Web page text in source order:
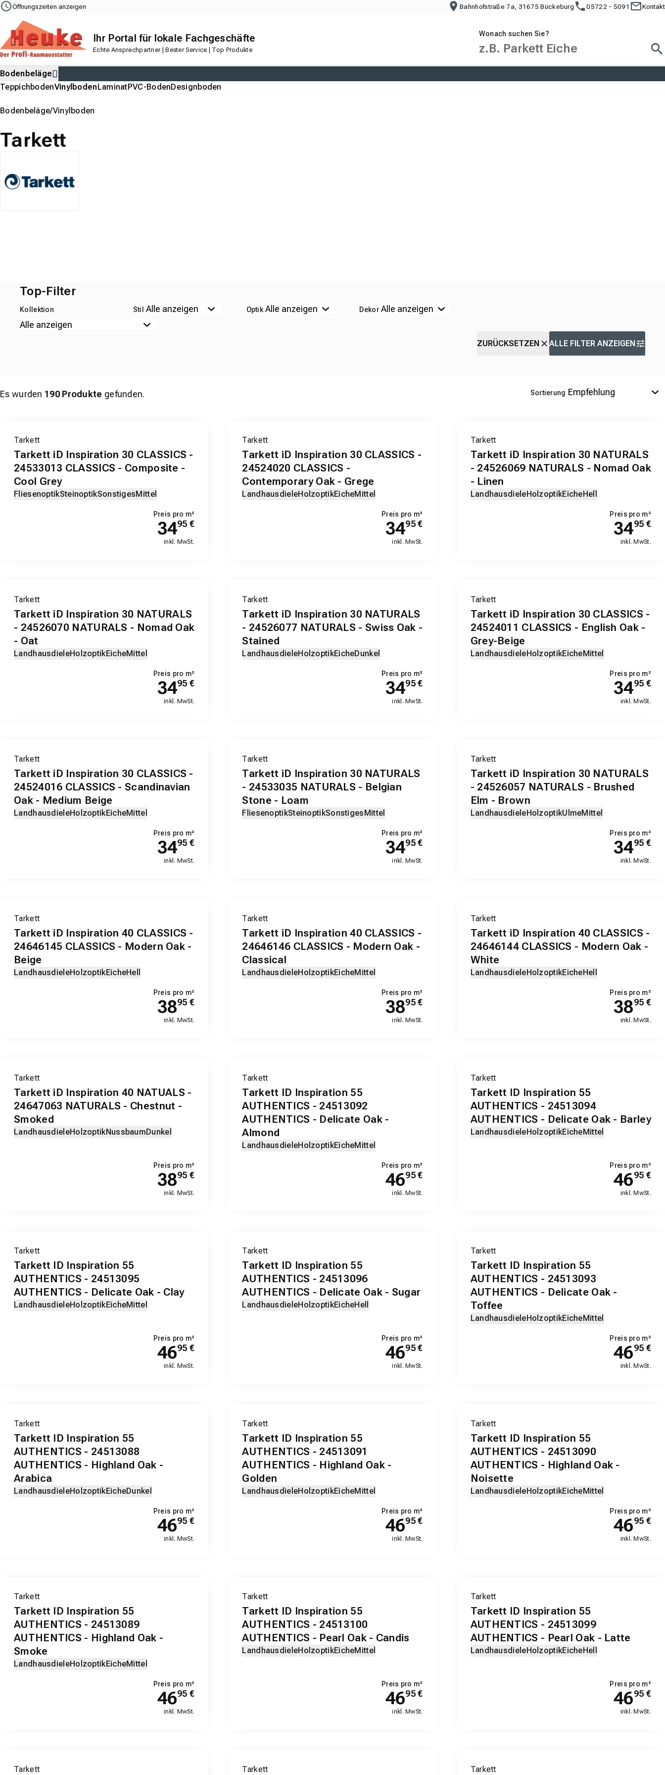
Navigation Content Footer
Öffnungszeiten anzeigen Bahnhofstraße 7a, 31675 Bückeburg 05722 - 5091 Kontakt
Ihr Portal für lokale Fachgeschäfte
Echte Ansprechpartner | Bester Service | Top Produkte
Wonach suchen Sie?
Bodenbeläge
TeppichbodenVinylbodenLaminatPVC-BodenDesignboden
Bodenbeläge Vinylboden
Tarkett
Top-Filter
Kollektion Stil Optik Dekor
ZURÜCKSETZEN ALLE FILTER ANZEIGEN
Es wurden 190Produkte gefunden. Sortierung
Tarkett
Tarkett iD Inspiration 30 CLASSICS -
24533013 CLASSICS - Composite -
Cool Grey
FliesenoptikSteinoptikSonstigesMittel
Preis pro m²
3495 €
inkl. MwSt.
Tarkett
Tarkett iD Inspiration 30 CLASSICS -
24524020 CLASSICS -
Contemporary Oak - Grege
LandhausdieleHolzoptikEicheMittel
Preis pro m²
3495€
inkl. MwSt.
Tarkett
Tarkett iD Inspiration 30 NATURALS
- 24526069 NATURALS - Nomad Oak
- Linen
LandhausdieleHolzoptikEicheHell
Preis pro m²
3495 €
inkl. MwSt.
Tarkett
Tarkett iD Inspiration 30 NATURALS
- 24526070 NATURALS - Nomad Oak
- Oat
LandhausdieleHolzoptikEicheMittel
Preis pro m²
3495 €
inkl. MwSt.
Tarkett
Tarkett iD Inspiration 30 NATURALS
- 24526077 NATURALS - Swiss Oak -
Stained
LandhausdieleHolzoptikEicheDunkel
Preis pro m²
3495€
inkl. MwSt.
Tarkett
Tarkett iD Inspiration 30 CLASSICS -
24524011 CLASSICS - English Oak -
Grey-Beige
LandhausdieleHolzoptikEicheMittel
Preis pro m²
3495 €
inkl. MwSt.
Tarkett
Tarkett iD Inspiration 30 CLASSICS -
24524016 CLASSICS - Scandinavian
Oak - Medium Beige
LandhausdieleHolzoptikEicheMittel
Preis pro m²
3495 €
inkl. MwSt.
Tarkett
Tarkett iD Inspiration 30 NATURALS
- 24533035 NATURALS - Belgian
Stone - Loam
FliesenoptikSteinoptikSonstigesMittel
Preis pro m²
3495€
inkl. MwSt.
Tarkett
Tarkett iD Inspiration 30 NATURALS
- 24526057 NATURALS - Brushed
Elm - Brown
LandhausdieleHolzoptikUlmeMittel
Preis pro m²
3495 €
inkl. MwSt.
Tarkett
Tarkett iD Inspiration 40 CLASSICS -
24646145 CLASSICS - Modern Oak -
Beige
LandhausdieleHolzoptikEicheHell
Preis pro m²
3895 €
inkl. MwSt.
Tarkett
Tarkett iD Inspiration 40 CLASSICS -
24646146 CLASSICS - Modern Oak -
Classical
LandhausdieleHolzoptikEicheMittel
Preis pro m²
3895€
inkl. MwSt.
Tarkett
Tarkett iD Inspiration 40 CLASSICS -
24646144 CLASSICS - Modern Oak -
White
LandhausdieleHolzoptikEicheHell
Preis pro m²
3895 €
inkl. MwSt.
Tarkett
Tarkett iD Inspiration 40 NATUALS -
24647063 NATURALS - Chestnut -
Smoked
LandhausdieleHolzoptikNussbaumDunkel
Preis pro m²
3895 €
inkl. MwSt.
Tarkett
Tarkett ID Inspiration 55
AUTHENTICS - 24513092
AUTHENTICS - Delicate Oak -
Almond
LandhausdieleHolzoptikEicheMittel
Preis pro m²
4695€
inkl. MwSt.
Tarkett
Tarkett ID Inspiration 55
AUTHENTICS - 24513094
AUTHENTICS - Delicate Oak - Barley
LandhausdieleHolzoptikEicheMittel
Preis pro m²
4695 €
inkl. MwSt.
Tarkett
Tarkett ID Inspiration 55
AUTHENTICS - 24513095
AUTHENTICS - Delicate Oak - Clay
LandhausdieleHolzoptikEicheMittel
Preis pro m²
4695 €
inkl. MwSt.
Tarkett
Tarkett ID Inspiration 55
AUTHENTICS - 24513096
AUTHENTICS - Delicate Oak - Sugar
LandhausdieleHolzoptikEicheHell
Preis pro m²
4695€
inkl. MwSt.
Tarkett
Tarkett ID Inspiration 55
AUTHENTICS - 24513093
AUTHENTICS - Delicate Oak -
Toffee
LandhausdieleHolzoptikEicheMittel
Preis pro m²
4695 €
inkl. MwSt.
Tarkett
Tarkett ID Inspiration 55
AUTHENTICS - 24513088
AUTHENTICS - Highland Oak -
Arabica
LandhausdieleHolzoptikEicheDunkel
Preis pro m²
4695 €
inkl. MwSt.
Tarkett
Tarkett ID Inspiration 55
AUTHENTICS - 24513091
AUTHENTICS - Highland Oak -
Golden
LandhausdieleHolzoptikEicheMittel
Preis pro m²
4695€
inkl. MwSt.
Tarkett
Tarkett ID Inspiration 55
AUTHENTICS - 24513090
AUTHENTICS - Highland Oak -
Noisette
LandhausdieleHolzoptikEicheMittel
Preis pro m²
4695 €
inkl. MwSt.
Tarkett
Tarkett ID Inspiration 55
AUTHENTICS - 24513089
AUTHENTICS - Highland Oak -
Smoke
LandhausdieleHolzoptikEicheMittel
Preis pro m²
4695 €
inkl. MwSt.
Tarkett
Tarkett ID Inspiration 55
AUTHENTICS - 24513100
AUTHENTICS - Pearl Oak - Candis
LandhausdieleHolzoptikEicheMittel
Preis pro m²
4695€
inkl. MwSt.
Tarkett
Tarkett ID Inspiration 55
AUTHENTICS - 24513099
AUTHENTICS - Pearl Oak - Latte
LandhausdieleHolzoptikEicheHell
Preis pro m²
4695 €
inkl. MwSt.
Tarkett Tarkett Tarkett